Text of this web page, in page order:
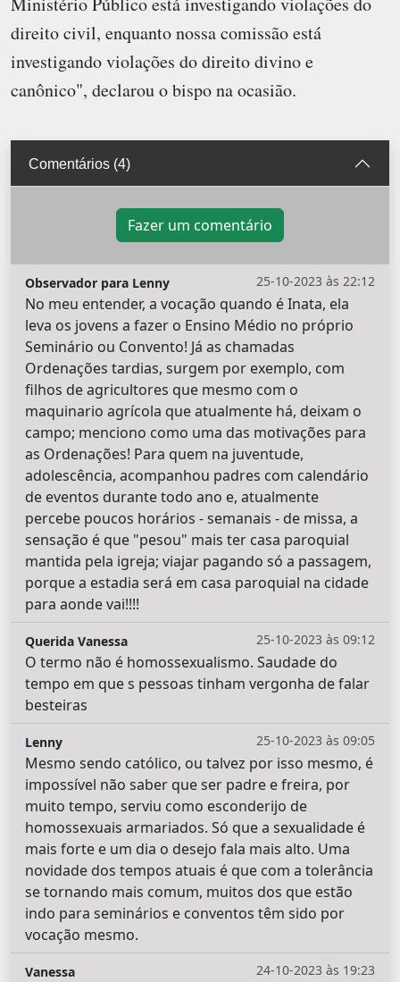
direito civil, enquanto nossa comissão está
investigando violações do direito divino e
canônico", declarou o bispo na ocasião.
Comentários (4)
Fazer um comentário
25-10-2023 às 22:12
Observador para Lenny
No meu entender, a vocação quando é Inata, ela
leva os jovens a fazer o Ensino Médio no próprio
Seminário ou Convento! Já as chamadas
Ordenações tardias, surgem por exemplo, com
filhos de agricultores que mesmo com o
maquinario agrícola que atualmente há, deixam o
campo; menciono como uma das motivações para
as Ordenações! Para quem na juventude,
adolescência, acompanhou padres com calendário
de eventos durante todo ano e, atualmente
percebe poucos horários - semanais - de missa, a
sensação é que "pesou" mais ter casa paroquial
mantida pela igreja; viajar pagando só a passagem,
porque a estadia será em casa paroquial na cidade
para aonde vai!!!!
25-10-2023 às 09:12
Querida Vanessa
O termo não é homossexualismo. Saudade do
tempo em que s pessoas tinham vergonha de falar
besteiras
25-10-2023 às 09:05
Lenny
Mesmo sendo católico, ou talvez por isso mesmo, é
impossível não saber que ser padre e freira, por
muito tempo, serviu como esconderijo de
homossexuais armariados. Só que a sexualidade é
mais forte e um dia o desejo fala mais alto. Uma
novidade dos tempos atuais é que com a tolerância
se tornando mais comum, muitos dos que estão
indo para seminários e conventos têm sido por
vocação mesmo.
24-10-2023 às 19:23
Vanessa